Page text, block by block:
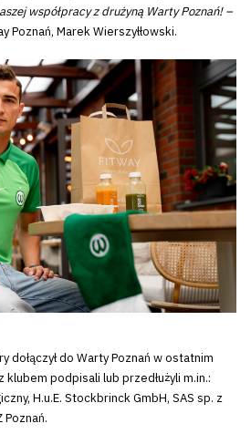
współpracy z drużyną Warty Poznań! –
Poznań, Marek Wierszyłłowski.
dołączył do Warty Poznań w ostatnim
podpisali lub przedłużyli m.in.:
H.u.E. Stockbrinck GmbH, SAS sp. z
Poznań.